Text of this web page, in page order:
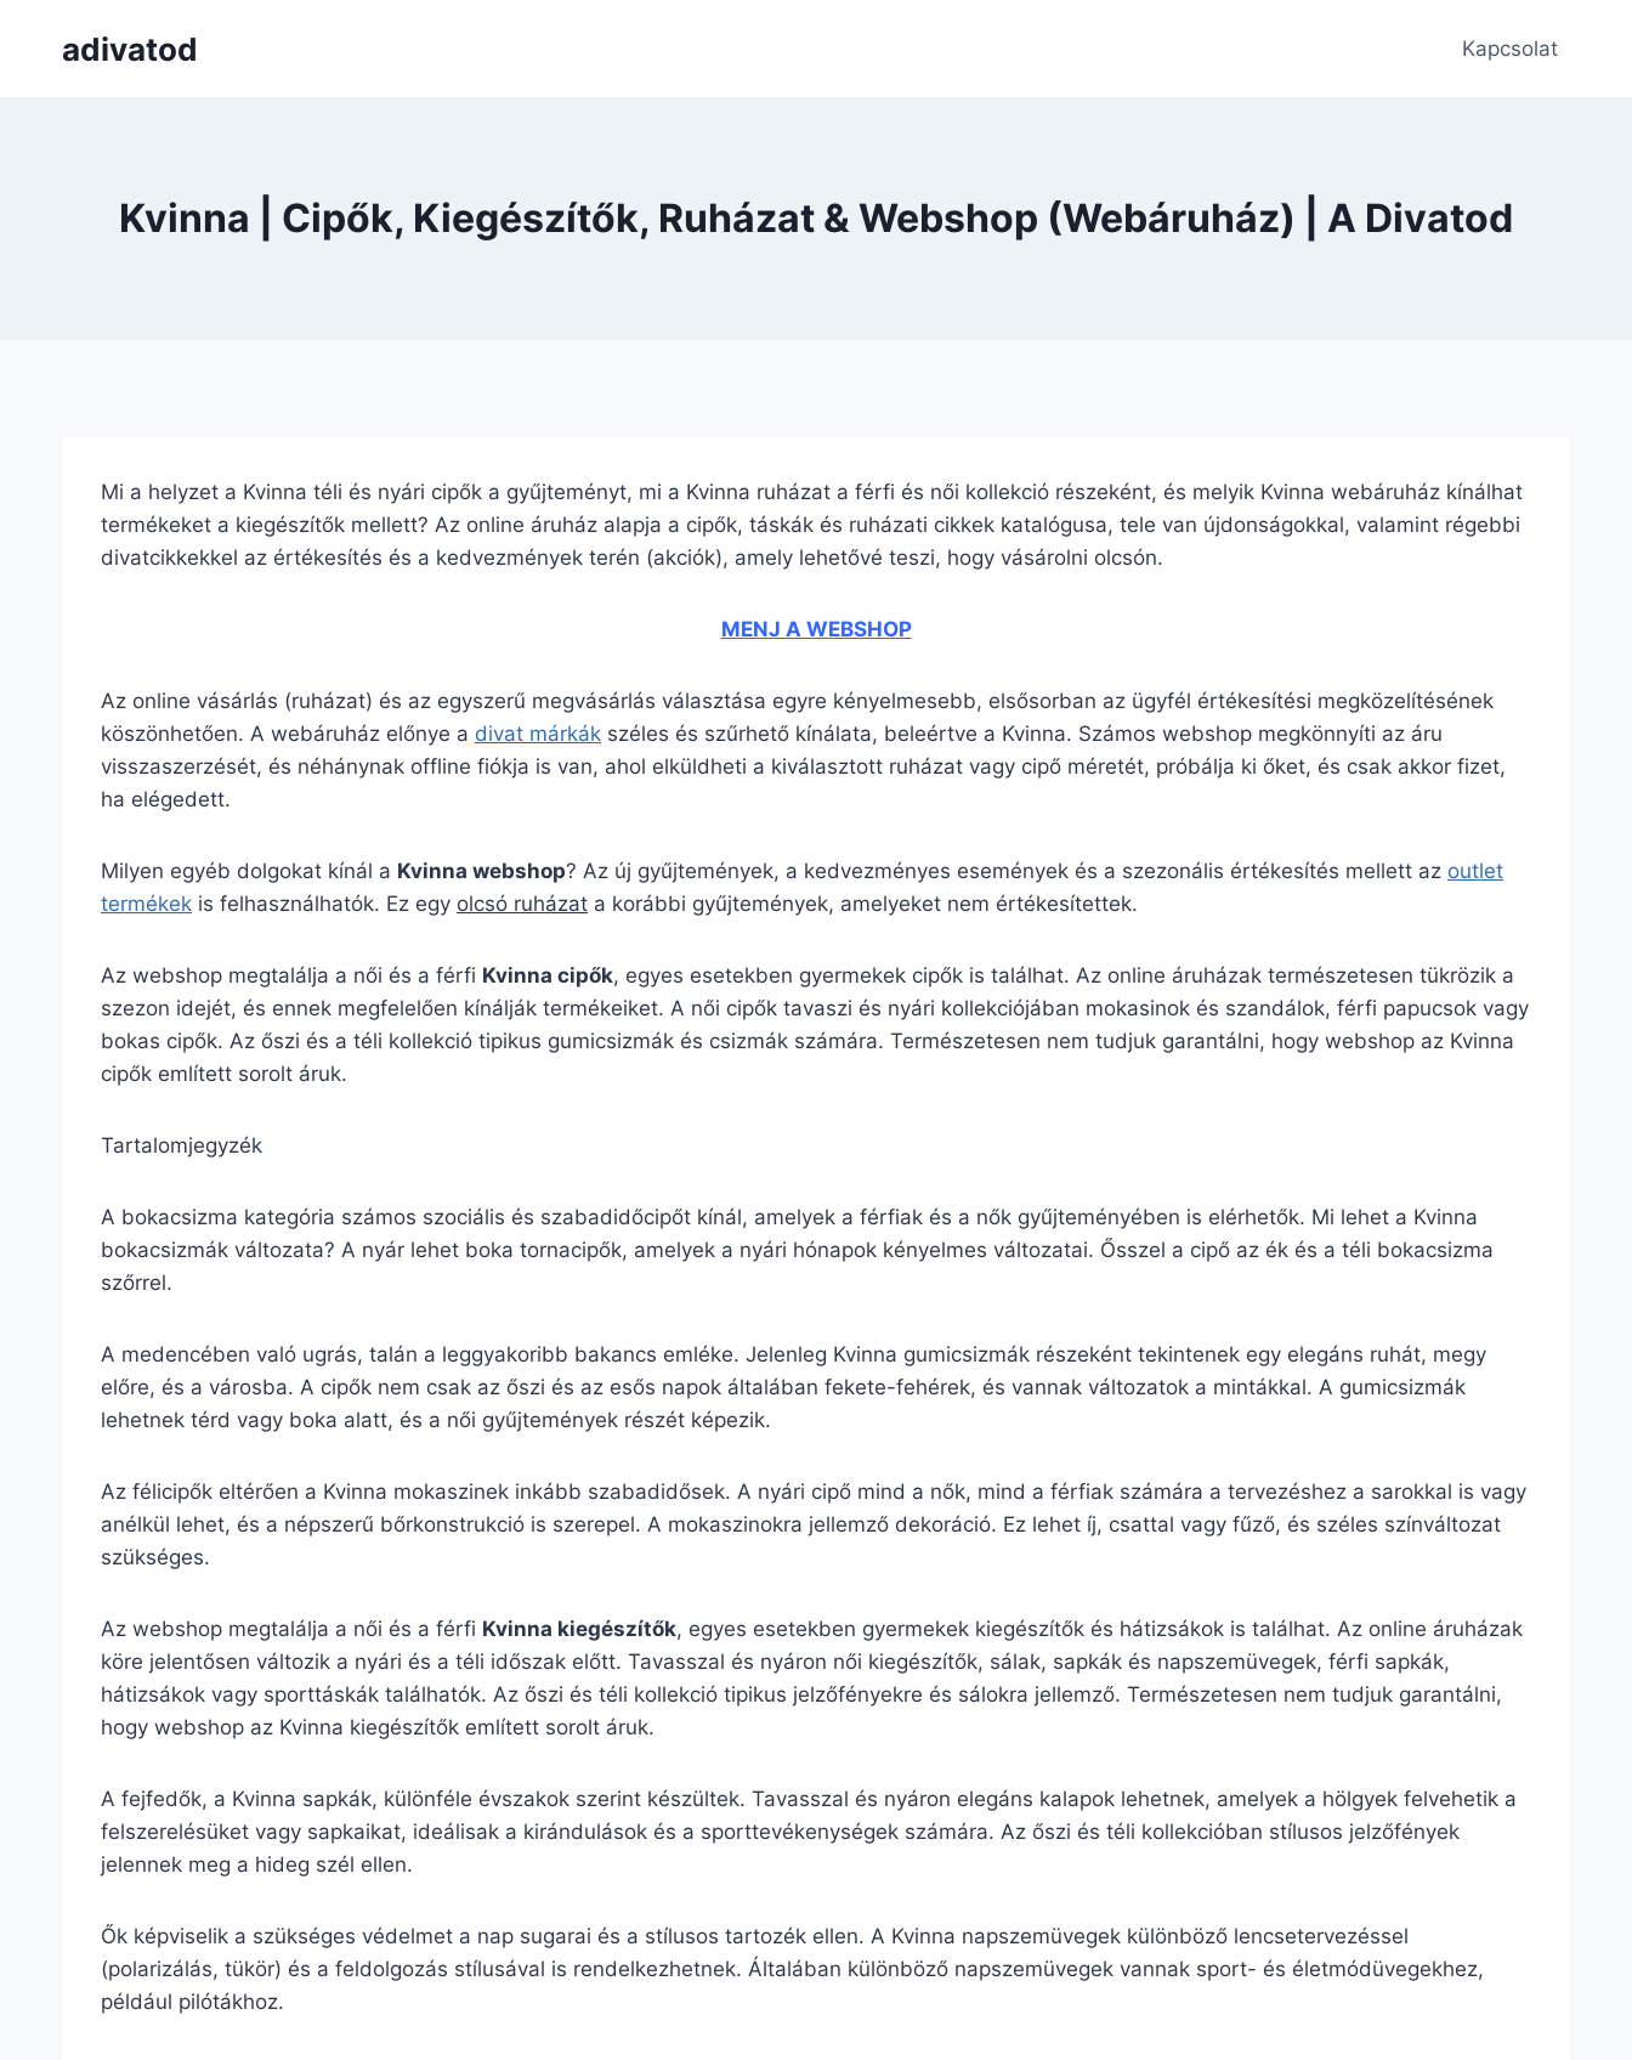
adivatod Kapcsolat
Kvinna | Cipők, Kiegészítők, Ruházat & Webshop (Webáruház) | A Divatod
Mi a helyzet a Kvinna téli és nyári cipők a gyűjteményt, mi a Kvinna ruházat a férfi és női kollekció részeként, és melyik Kvinna webáruház kínálhat
termékeket a kiegészítők mellett? Az online áruház alapja a cipők, táskák és ruházati cikkek katalógusa, tele van újdonságokkal, valamint régebbi
divatcikkekkel az értékesítés és a kedvezmények terén (akciók), amely lehetővé teszi, hogy vásárolni olcsón.
MENJ A WEBSHOP
Az online vásárlás (ruházat) és az egyszerű megvásárlás választása egyre kényelmesebb, elsősorban az ügyfél értékesítési megközelítésének
köszönhetően. A webáruház előnye a divat márkák széles és szűrhető kínálata, beleértve a Kvinna. Számos webshop megkönnyíti az áru
visszaszerzését, és néhánynak offline fiókja is van, ahol elküldheti a kiválasztott ruházat vagy cipő méretét, próbálja ki őket, és csak akkor fizet,
ha elégedett.
Milyen egyéb dolgokat kínál a Kvinna webshop? Az új gyűjtemények, a kedvezményes események és a szezonális értékesítés mellett az outlet
termékek is felhasználhatók. Ez egy olcsó ruházat a korábbi gyűjtemények, amelyeket nem értékesítettek.
Az webshop megtalálja a női és a férfi Kvinna cipők, egyes esetekben gyermekek cipők is találhat. Az online áruházak természetesen tükrözik a
szezon idejét, és ennek megfelelően kínálják termékeiket. A női cipők tavaszi és nyári kollekciójában mokasinok és szandálok, férfi papucsok vagy
bokas cipők. Az őszi és a téli kollekció tipikus gumicsizmák és csizmák számára. Természetesen nem tudjuk garantálni, hogy webshop az Kvinna
cipők említett sorolt áruk.
Tartalomjegyzék
A bokacsizma kategória számos szociális és szabadidőcipőt kínál, amelyek a férfiak és a nők gyűjteményében is elérhetők. Mi lehet a Kvinna
bokacsizmák változata? A nyár lehet boka tornacipők, amelyek a nyári hónapok kényelmes változatai. Ősszel a cipő az ék és a téli bokacsizma
szőrrel.
A medencében való ugrás, talán a leggyakoribb bakancs emléke. Jelenleg Kvinna gumicsizmák részeként tekintenek egy elegáns ruhát, megy
előre, és a városba. A cipők nem csak az őszi és az esős napok általában fekete-fehérek, és vannak változatok a mintákkal. A gumicsizmák
lehetnek térd vagy boka alatt, és a női gyűjtemények részét képezik.
Az félicipők eltérően a Kvinna mokaszinek inkább szabadidősek. A nyári cipő mind a nők, mind a férfiak számára a tervezéshez a sarokkal is vagy
anélkül lehet, és a népszerű bőrkonstrukció is szerepel. A mokaszinokra jellemző dekoráció. Ez lehet íj, csattal vagy fűző, és széles színváltozat
szükséges.
Az webshop megtalálja a női és a férfi Kvinna kiegészítők, egyes esetekben gyermekek kiegészítők és hátizsákok is találhat. Az online áruházak
köre jelentősen változik a nyári és a téli időszak előtt. Tavasszal és nyáron női kiegészítők, sálak, sapkák és napszemüvegek, férfi sapkák,
hátizsákok vagy sporttáskák találhatók. Az őszi és téli kollekció tipikus jelzőfényekre és sálokra jellemző. Természetesen nem tudjuk garantálni,
hogy webshop az Kvinna kiegészítők említett sorolt áruk.
A fejfedők, a Kvinna sapkák, különféle évszakok szerint készültek. Tavasszal és nyáron elegáns kalapok lehetnek, amelyek a hölgyek felvehetik a
felszerelésüket vagy sapkaikat, ideálisak a kirándulások és a sporttevékenységek számára. Az őszi és téli kollekcióban stílusos jelzőfények
jelennek meg a hideg szél ellen.
Ők képviselik a szükséges védelmet a nap sugarai és a stílusos tartozék ellen. A Kvinna napszemüvegek különböző lencsetervezéssel
(polarizálás, tükör) és a feldolgozás stílusával is rendelkezhetnek. Általában különböző napszemüvegek vannak sport- és életmódüvegekhez,
például pilótákhoz.